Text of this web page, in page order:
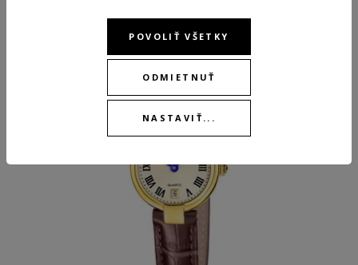
SKLADOM
POVOLIŤ VŠETKY
ODMIETNUŤ
NASTAVIŤ...